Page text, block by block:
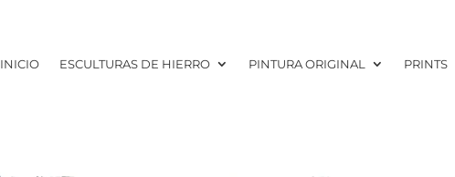
INICIO ESCULTURAS DE HIERRO PINTURA ORIGINAL PRINTS